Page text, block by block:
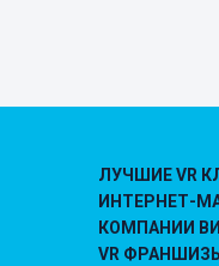
ЛУЧШИЕ VR
ИНТЕРНЕТ-
КОМПАНИИ
VR